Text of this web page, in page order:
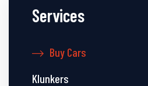
Services
Buy Cars
Klunkers